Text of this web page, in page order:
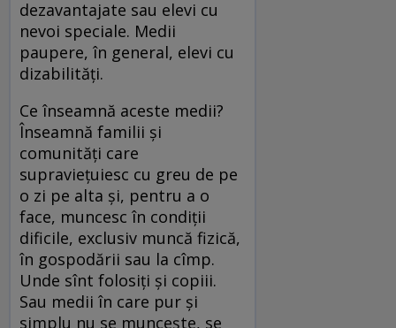
dezavantajate sau elevi cu
nevoi speciale. Medii
paupere, în general, elevi cu
dizabilități.
Ce înseamnă aceste medii?
Înseamnă familii și
comunități care
supraviețuiesc cu greu de pe
o zi pe alta și, pentru a o
face, muncesc în condiții
dificile, exclusiv muncă fizică,
în gospodării sau la cîmp.
Unde sînt folosiți și copiii.
Sau medii în care pur și
simplu nu se muncește, se